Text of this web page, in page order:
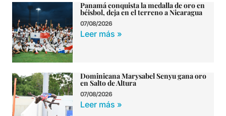
Panamá conquista la medalla de oro en
béisbol, deja en el terreno a Nicaragua
07/08/2026
Leer más »
Dominicana Marysabel Senyu gana oro
en Salto de Altura
07/08/2026
Leer más »